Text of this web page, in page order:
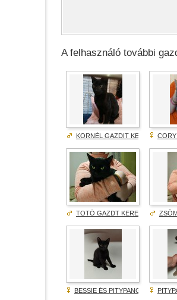
A felhasználó további
KORNÉL GAZDIT KERES!
TOTÓ GAZDT KERES!
BESSIE ÉS PITYPANG GAZDIT